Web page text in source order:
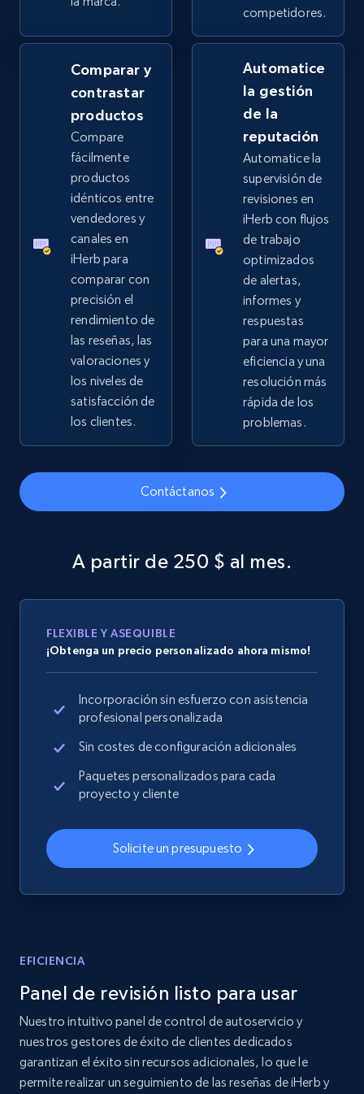
URL, Product id, Title, Product description,
Rating, Reviews count, Images, Variations, and
2.4K+ 199+ Comenzar ahora
Google Shopping - collects products from
web using keywords
URL, Product id, Title, Product description,
Rating, Reviews count, Images, Variations, and
more.
2.4K+ 199+ Comenzar ahora
Home Depot US
URL, Domain, Country code, Model number,
Sku, Product id, Product name, Manufacturer,
and more.
355+ Comenzar ahora
Home Depot US - Gather data on products
Sku, Product id, Product name, Manufacturer,
and more.
2.1K+ 355+ Comenzar ahora
Home Depot US - Discover products by
specified URL
Sku, Product id, Product name, Manufacturer,
and more.
specified UPC
URL, Domain, Country code, Model number,
Sku, Product id, Product name, Manufacturer,
and more.
competidores.
Comparar y
contrastar
productos
Compare
fácilmente
productos
idénticos entre
vendedores y
canales en
iHerb para
comparar con
precisión el
rendimiento de
las reseñas, las
valoraciones y
los niveles de
satisfacción de
los clientes.
Automatice
la gestión
de la
reputación
Automatice la
supervisión de
revisiones en
iHerb con flujos
de trabajo
optimizados
de alertas,
informes y
respuestas
para una mayor
eficiencia y una
resolución más
rápida de los
problemas.
Contáctanos
A partir de 250 $ al mes.
FLEXIBLE Y ASEQUIBLE
¡Obtenga un precio personalizado ahora mismo!
Incorporación sin esfuerzo con asistencia
profesional personalizada
Sin costes de configuración adicionales
Paquetes personalizados para cada
proyecto y cliente
Solicite un presupuesto
EFICIENCIA
Panel de revisión listo para usar
Nuestro intuitivo panel de control de autoservicio y
nuestros gestores de éxito de clientes dedicados
garantizan el éxito sin recursos adicionales, lo que le
permite realizar un seguimiento de las reseñas de iHerb y